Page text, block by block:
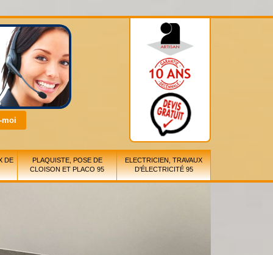
DE
PLAQUISTE, POSE DE
CLOISON ET PLACO 95
ELECTRICIEN, TRAVAUX
D'ÉLECTRICITÉ 95